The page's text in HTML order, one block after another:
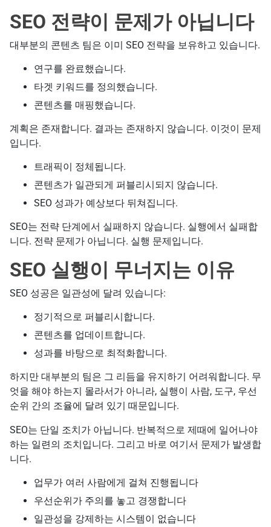
SEO 전략이 문제가 아닙니다
대부분의 콘텐츠 팀은 이미 SEO 전략을 보유하고 있습니다.
연구를 완료했습니다.
타겟 키워드를 정의했습니다.
콘텐츠를 매핑했습니다.
계획은 존재합니다. 결과는 존재하지 않습니다. 이것이 문제
입니다.
트래픽이 정체됩니다.
콘텐츠가 일관되게 퍼블리시되지 않습니다.
SEO 성과가 예상보다 뒤쳐집니다.
SEO는 전략 단계에서 실패하지 않습니다. 실행에서 실패합
니다. 전략 문제가 아닙니다. 실행 문제입니다.
SEO 실행이 무너지는 이유
SEO 성공은 일관성에 달려 있습니다:
정기적으로 퍼블리시합니다.
콘텐츠를 업데이트합니다.
성과를 바탕으로 최적화합니다.
하지만 대부분의 팀은 그 리듬을 유지하기 어려워합니다. 무
엇을 해야 하는지 몰라서가 아니라, 실행이 사람, 도구, 우선
순위 간의 조율에 달려 있기 때문입니다.
SEO는 단일 조치가 아닙니다. 반복적으로 제때에 일어나야
하는 일련의 조치입니다. 그리고 바로 여기서 문제가 발생합
니다.
업무가 여러 사람에게 걸쳐 진행됩니다
우선순위가 주의를 놓고 경쟁합니다
일관성을 강제하는 시스템이 없습니다